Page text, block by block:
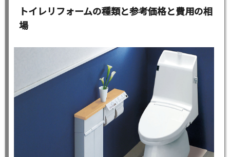
トイレリフォームの種類と参考価格と費用の相
場